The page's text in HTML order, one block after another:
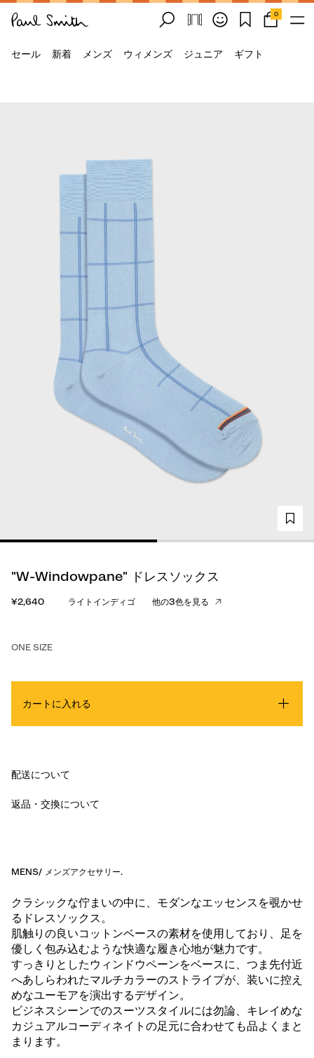
0
セール 新着 メンズ ウィメンズ ジュニア ギフト
"W-Windowpane" ドレスソックス
¥2,640 ライトインディゴ 他の3色を見る
ONE SIZE
カートに入れる
配送について
返品・交換について
MENS/ メンズアクセサリー.
クラシックな佇まいの中に、モダンなエッセンスを覗かせ
るドレスソックス。
肌触りの良いコットンベースの素材を使用しており、足を
優しく包み込むような快適な履き心地が魅力です。
すっきりとしたウィンドウペーンをベースに、つま先付近
へあしらわれたマルチカラーのストライプが、装いに控え
めなユーモアを演出するデザイン。
ビジネスシーンでのスーツスタイルには勿論、キレイめな
カジュアルコーディネイトの足元に合わせても品よくまと
まります。